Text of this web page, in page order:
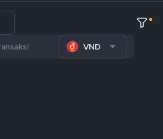
VND